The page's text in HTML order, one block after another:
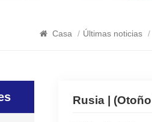
Casa / Últimas noticias /
Rusia |